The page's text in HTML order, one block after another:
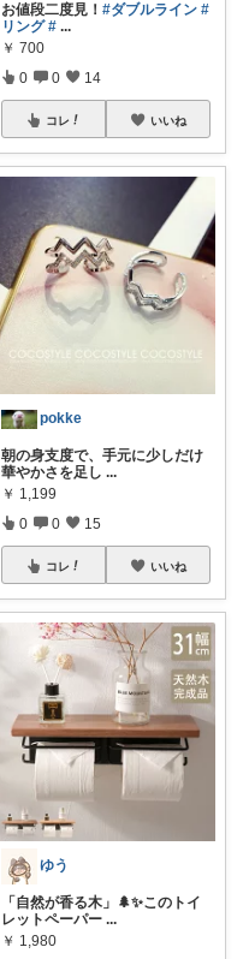
お値段二度見！ #ダブルライン #
リング # ...
￥ 700
0 0 14
コレ いいね
pokke
朝の身支度で、手元に少しだけ
華やかさを足し ...
￥ 1,199
0 0 15
コレ いいね
ゆう
「自然が香る木」🌲✨このトイ
レットペーパー ...
￥ 1,980